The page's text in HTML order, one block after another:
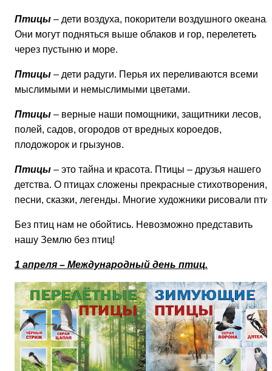
Птицы – дети воздуха, покорители воздушного океана.
Они могут подняться выше облаков и гор, перелететь
через пустыню и море.
Птицы – дети радуги. Перья их переливаются всеми
мыслимыми и немыслимыми цветами.
Птицы – верные наши помощники, защитники лесов,
полей, садов, огородов от вредных короедов,
плодожорок и грызунов.
Птицы – это тайна и красота. Птицы – друзья нашего
детства. О птицах сложены прекрасные стихотворения,
песни, сказки, легенды. Многие художники рисовали
Без птиц нам не обойтись. Невозможно представить
нашу Землю без птиц!
1 апреля – Международный день птиц.